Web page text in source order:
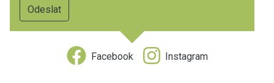
Facebook Instagram